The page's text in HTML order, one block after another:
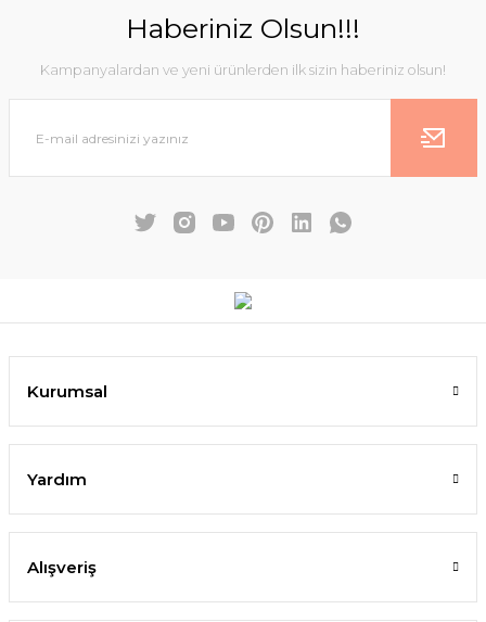
Haberiniz Olsun!!!
Kampanyalardan ve yeni ürünlerden ilk sizin haberiniz olsun!
Kurumsal
Yardım
Alışveriş